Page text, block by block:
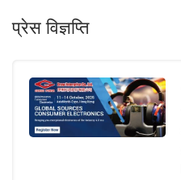
प्रेस विज्ञप्ति